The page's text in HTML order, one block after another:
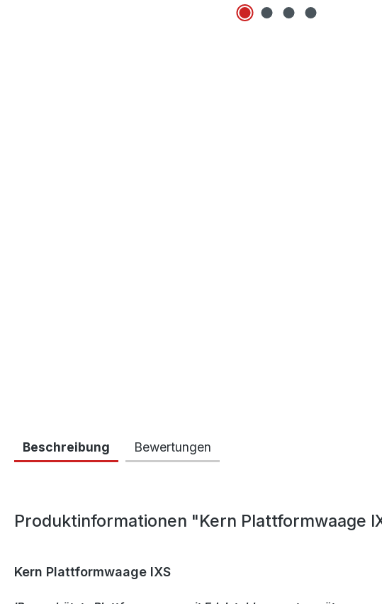
Beschreibung Bewertungen
Produktinformationen "Kern Plattformwaage
Kern Plattformwaage IXS